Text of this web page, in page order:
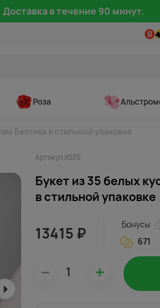
в течение 90 минут.
Роза
Балтика в стильной упаковке
Артикул Х035
Букет из 35 белых
в стильной упаковке
13415 ₽
Бонусы
671
– +